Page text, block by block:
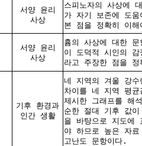
서양 윤리
사상
스피노자의 사상에
가 자기 보존에 도
본 점을 정확히 이
서양 윤리
사상
흄의 사상에 대한
이 도덕적 시인의
라고 주장한 점을
기후 환경과
인간 생활
네 지역의 겨울 강수
차이를 네 지역 평균
제시한 그래프를 해
순한 절대 기후 값
을 바탕으로 지도에
야 하므로 높은 자
고난도 문항이다.